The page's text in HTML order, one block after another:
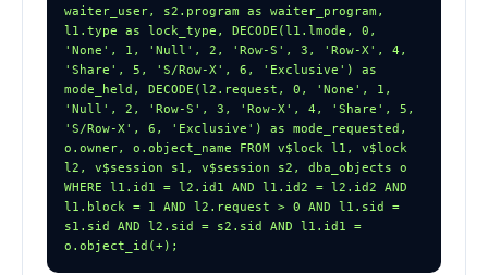
waiter_user, s2.program as waiter_program,
l1.type as lock_type, DECODE(l1.lmode, 0,
'None', 1, 'Null', 2, 'Row-S', 3, 'Row-X', 4,
'Share', 5, 'S/Row-X', 6, 'Exclusive') as
mode_held, DECODE(l2.request, 0, 'None', 1,
'Null', 2, 'Row-S', 3, 'Row-X', 4, 'Share', 5,
'S/Row-X', 6, 'Exclusive') as mode_requested,
o.owner, o.object_name FROM v$lock l1, v$lock
l2, v$session s1, v$session s2, dba_objects o
WHERE l1.id1 = l2.id1 AND l1.id2 = l2.id2 AND
l1.block = 1 AND l2.request > 0 AND l1.sid =
s1.sid AND l2.sid = s2.sid AND l1.id1 =
o.object_id(+);